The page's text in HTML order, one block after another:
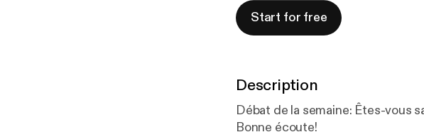
Start for free
Description
Débat de la semaine: Êtes-vous
Bonne écoute!